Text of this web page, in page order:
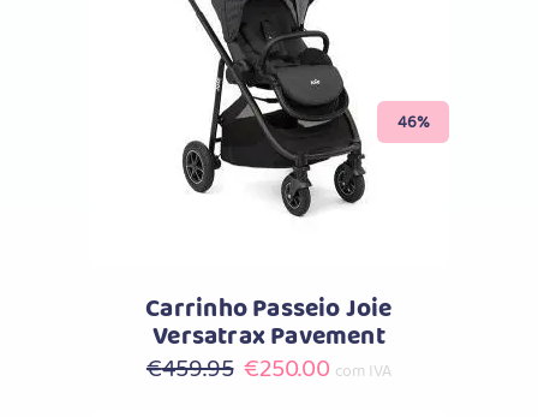
46%
Comprar
Carrinho Passeio Joie
Versatrax Pavement
€459.95 O
€250.00Ocom IVA